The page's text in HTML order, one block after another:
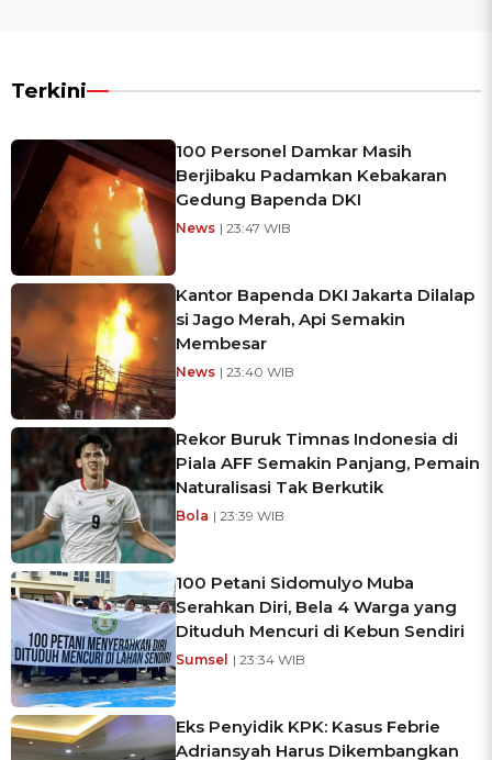
Terkini
100 Personel Damkar Masih
Berjibaku Padamkan Kebakaran
Gedung Bapenda DKI
News | 23:47 WIB
Kantor Bapenda DKI Jakarta Dilalap
si Jago Merah, Api Semakin
Membesar
News | 23:40 WIB
Rekor Buruk Timnas Indonesia di
Piala AFF Semakin Panjang, Pemain
Naturalisasi Tak Berkutik
Bola | 23:39 WIB
100 Petani Sidomulyo Muba
Serahkan Diri, Bela 4 Warga yang
Dituduh Mencuri di Kebun Sendiri
Sumsel | 23:34 WIB
Eks Penyidik KPK: Kasus Febrie
Adriansyah Harus Dikembangkan